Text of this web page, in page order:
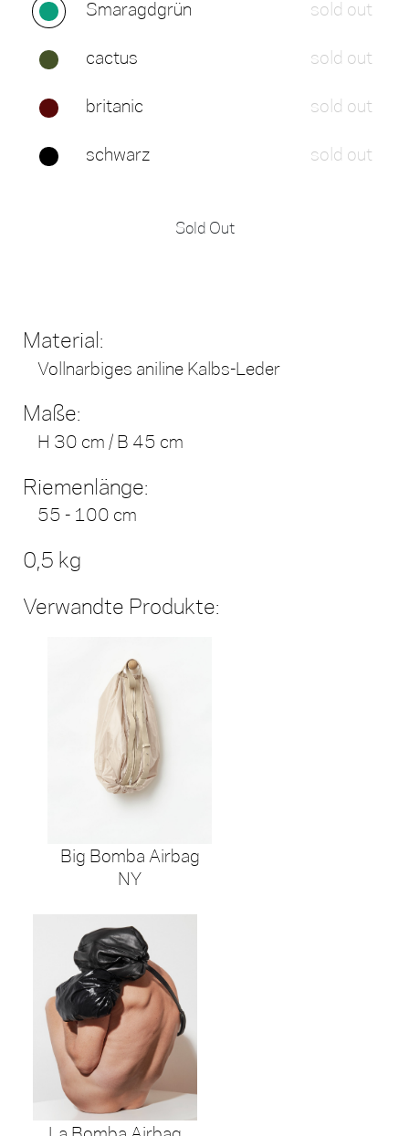
Smaragdgrün sold out
cactus sold out
britanic sold out
schwarz sold out
Sold Out
Material:
Vollnarbiges aniline Kalbs-Leder
Maße:
H 30 cm / B 45 cm
Riemenlänge:
55 - 100 cm
0,5 kg
Verwandte Produkte:
Big Bomba Airbag
NY